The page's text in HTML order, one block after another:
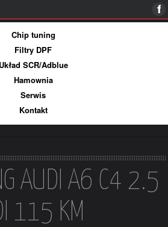
Chip tuning
Filtry DPF
Układ SCR/Adblue
Hamownia
Serwis
Kontakt
AUDI A6 C4 2.5
115 KM
Ok, rozumiem